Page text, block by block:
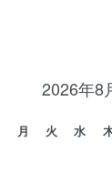
2026年8
月 火 水